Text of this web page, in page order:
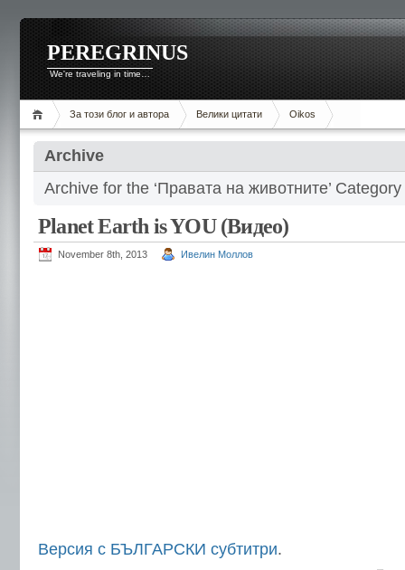
PEREGRINUS
We're traveling in time…
За този блог и автора Велики цитати Oikos
Archive
Archive for the ‘Правата на животните’ Category
Planet Earth is YOU (Видео)
November 8th, 2013 Ивелин Моллов
Версия с БЪЛГАРСКИ субтитри.